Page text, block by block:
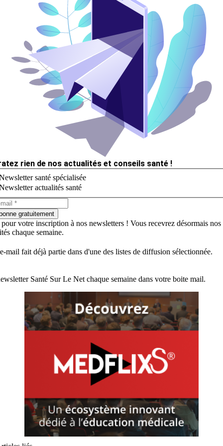
rien de nos actualités et conseils santé !
santé spécialisée
actualités santé
gratuitement
votre inscription à nos newsletters ! Vous recevrez désormais nos
chaque semaine.
mail fait déjà partie dans d'une des listes de diffusion sélectionnée.
Santé Sur Le Net chaque semaine dans votre boite mail.